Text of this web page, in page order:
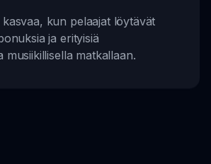
kun pelaajat löytävät
ja erityisiä
musiikillisella matkallaan.